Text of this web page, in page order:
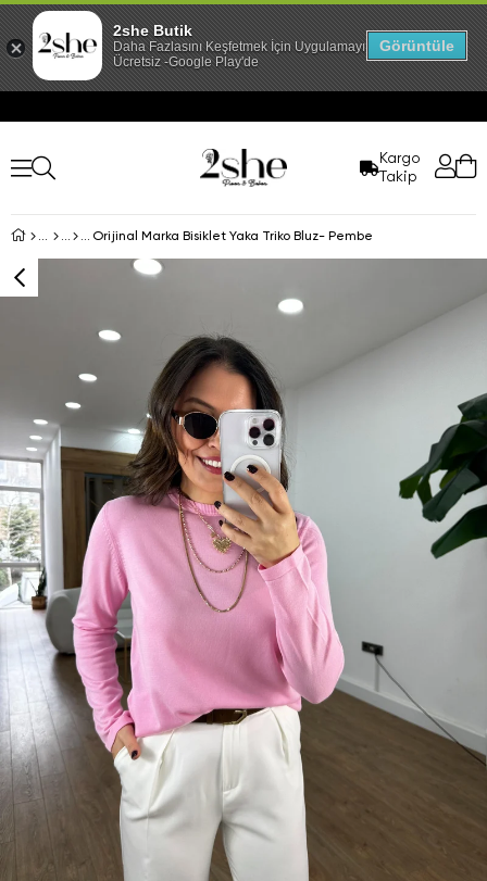
Kargo
Takip
Orijinal Marka Bisiklet Yaka Triko Bluz- Pembe
2she Butik
Daha Fazlasını Keşfetmek İçin Uygulamayı İndir!
Ücretsiz -Google Play'de
Görüntüle